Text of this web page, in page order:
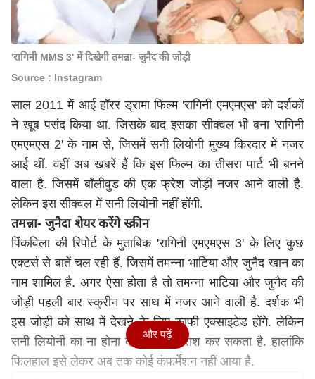
'रागिनी MMS 3' में दिखेगी तमन्ना- जुनैद की जोड़ी
Source : Instagram
साल 2011 में आई हॉरर ड्रामा फिल्म 'रागिनी एमएमएस' को दर्शकों
ने खूब पसंद किया था. जिसके बाद इसका सीक्वल भी बना 'रागिनी
एमएमएस 2' के नाम से, जिसमें सनी लियोनी मुख्य किरदार में नजर
आई थीं. वहीं अब खबरें हैं कि इस फिल्म का तीसरा पार्ट भी बनने
वाला है. जिसमें बॉलीवुड की एक फ्रेश जोड़ी नजर आने वाली है.
लेकिन इस सीक्वल में सनी लियोनी नहीं होंगी.
तमन्ना- जुनैदा शेयर करेंगे स्क्रीन
पिंकविला की रिपोर्ट के मुताबिक 'रागिनी एमएमएस 3' के लिए कुछ
एक्टर्स से बातें चल रही हैं. जिसमें तमन्ना भाटिया और जुनैद खान का
नाम शामिल है. अगर ऐसा होता है तो तमन्ना भाटिया और जुनैद की
जोड़ी पहली बार स्क्रीन पर साथ में नजर आने वाली है. दर्शक भी
इस जोड़ी को साथ में देखने के लिए काफी एक्साइटेड होंगे. लेकिन
सनी लियोनी का ना होना दर्शकों को निराश कर सकता है. हालांकि
फिलहाल इसे लेकर अब तक कोई कंफर्मेशन नहीं आया है.
और पढ़ें